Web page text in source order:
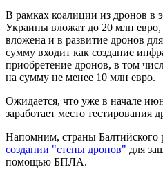
В рамках коалиции из дронов в
Украины вложат до 20 млн евро,
вложена и в развитие дронов
сумму входит как создание
приобретение дронов, в том
на сумму не менее 10 млн евро.
Ожидается, что уже в начале
заработает место тестирования
Напомним, страны Балтийского
создании "стены дронов" для
помощью БПЛА.